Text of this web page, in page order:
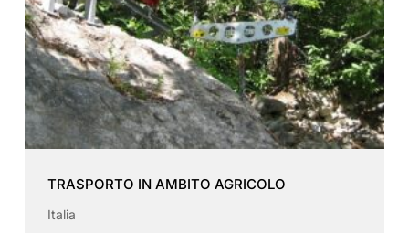
TRASPORTO IN AMBITO AGRICOLO
Italia